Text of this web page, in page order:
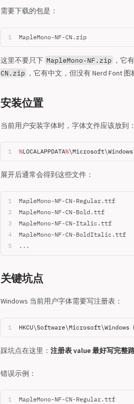
需要下载的包是：
MapleMono-NF-CN.zip
这里不要只下 MapleMono-NF.zip ，它
CN.zip
，它有中文，但没有 Nerd Font 图
安装位置
当前用户安装字体时，字体文件应该放到：
%LOCALAPPDATA%
展开后通常会得到这些文件：
MapleMono-NF-CN-Regular.ttf
MapleMono-NF-CN-Bold.ttf
MapleMono-NF-CN-Italic.ttf
MapleMono-NF-CN-BoldItalic.ttf
...
关键坑点
Windows 当前用户字体需要写注册表：
踩坑点在这里： 注册表 value 最好写完整
错误示例：
MapleMono-NF-CN-Regular.ttf